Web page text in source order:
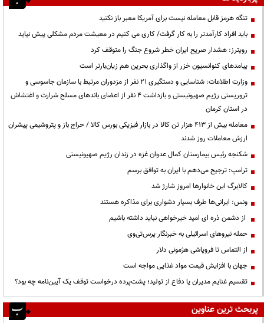
تنگه هرمز قابل معامله نیست برای آمریکا معبر باز نکنید
باید افراد کارآمدتر را به کار گرفت/ کاری می کنیم در معیشت مردم مشکلی پیش نیاید
رویترز: هشدار صریح ایران خطر شروع جنگ را متوقف کرد
پیامدهای کنوانسیون خزر از واگذاری بحرین هم زیان‌بارتر است
وزارت اطلاعات: شناسایی و دستگیری ۲۱ نفر از مزدوران مرتبط با سازمان جاسوسی و
تروریستی رژیم صهیونیستی و بازداشت ۴ نفر از اعضای باندهای مسلح شرارت و اغتشاش
در استان کرمان
معامله بیش از ۴۱۳ هزار تن کالا در بازار فیزیکی بورس کالا / حراج باز و پتروشیمی پیشران
ارزش معاملات روز شدند
شکنجه رئیس بیمارستان کمال عدوان غزه در زندان رژیم صهیونیستی
ترامپ: ترجیح می‌دهم با ایران به توافق برسم
کالابرگ این خانوارها امروز شارژ شد
ونس: ایرانی‌ها طرف بسیار دشواری برای مذاکره هستند
از دشمن ذره ای امید خیرخواهی نباید داشته باشیم
حمله نیروهای اسرائیلی به خبرنگار پرس‌تی‌وی
از التماس تا فروپاشی هژمونی دلار
جهان با افزایش قیمت مواد غذایی مواجه است
تقسیم غنایم مدیران یا دفاع از تولید؛ پشت‌پرده درخواست توقف یک آیین‌نامه چه بود؟
پربحث ترین عناوین